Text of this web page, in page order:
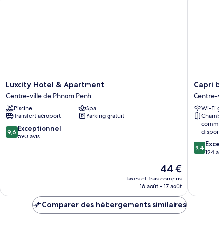
Luxcity
Hotel
&
Apartment
Centre-
ville
de
Luxcity Hotel & Apartment
Centre-ville de Phnom Penh
Piscine
Spa
Transfert aéroport
Parking gratuit
9.6
sur
9,6 Exceptionnel
590 avis
Le
nouveau
prix
de
44 €
taxes et frais compris
16 août - 17 août
Capri
by
Fraser,
Phnom
Penh
Centre-
ville
de
Phnom
Capri
Centre-
Wi-Fi
9.4
sur
9,4
124
Comparer des hébergements similaires